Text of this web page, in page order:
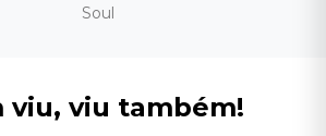
Soul
viu, viu também!